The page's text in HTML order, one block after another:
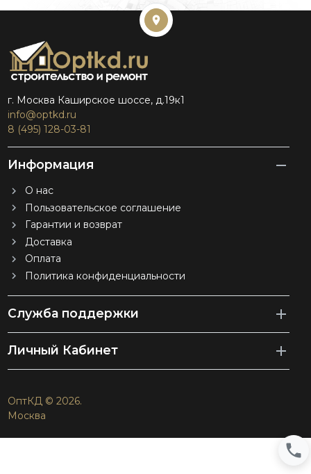
г. Москва Каширское шоссе, д.19к1
info@optkd.ru
8 (495) 128-03-81
Информация
О нас
Пользовательское соглашение
Гарантии и возврат
Доставка
Оплата
Политика конфиденциальности
Служба поддержки
Личный Кабинет
ОптКД © 2026.
Москва